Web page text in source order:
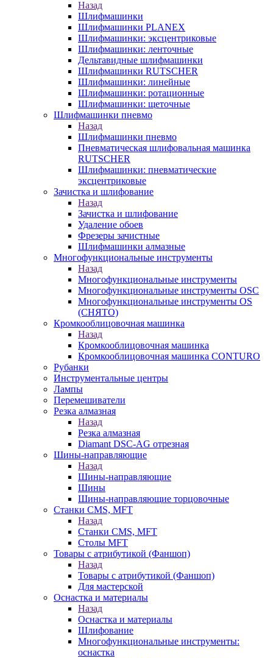
Назад
Шлифмашинки
Шлифмашинки PLANEX
Шлифмашинки: эксцентриковые
Шлифмашинки: ленточные
Дельтавидные шлифмашинки
Шлифмашинки RUTSCHER
Шлифмашинки: линейные
Шлифмашинки: ротационные
Шлифмашинки: щеточные
Шлифмашинки пневмо
Назад
Шлифмашинки пневмо
Пневматическая шлифовальная машинка
RUTSCHER
Шлифмашинки: пневматические
эксцентриковые
Зачистка и шлифование
Назад
Зачистка и шлифование
Удаление обоев
Фрезеры зачистные
Шлифмашинки алмазные
Многофункциональные инструменты
Назад
Многофункциональные инструменты
Многофункциональные инструменты OSC
Многофункциональные инструменты OS
(СНЯТО)
Кромкооблицовочная машинка
Назад
Кромкооблицовочная машинка
Кромкооблицовочная машинка CONTURO
Рубанки
Инструментальные центры
Лампы
Перемешиватели
Резка алмазная
Назад
Резка алмазная
Diamant DSC-AG отрезная
Шины-направляющие
Назад
Шины-направляющие
Шины
Шины-направляющие торцовочные
Станки CMS, MFT
Назад
Станки CMS, MFT
Столы MFT
Товары с атрибутикой (Фаншоп)
Назад
Товары с атрибутикой (Фаншоп)
Для мастерской
Оснастка и материалы
Назад
Оснастка и материалы
Шлифование
Многофункциональные инструменты:
оснастка